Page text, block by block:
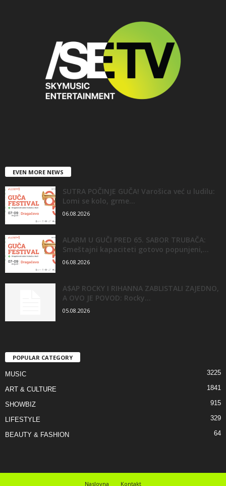
EVEN MORE NEWS
SUTRA POČINJE GUČA! Varošica već u ludilu:
Lomi se kolo, grme...
06.08.2026
ALARM U GUČI PRED 65. SABOR TRUBAČA:
Smeštajni kapaciteti gotovo popunjeni,...
06.08.2026
A$AP ROCKY I RIHANNA ZABLISTALI ZAJEDNO,
A OVO JE POVOD: Rocky...
05.08.2026
POPULAR CATEGORY
MUSIC 3225
ART & CULTURE 1841
SHOWBIZ 915
LIFESTYLE 329
BEAUTY & FASHION 64
Naslovna Kontakt